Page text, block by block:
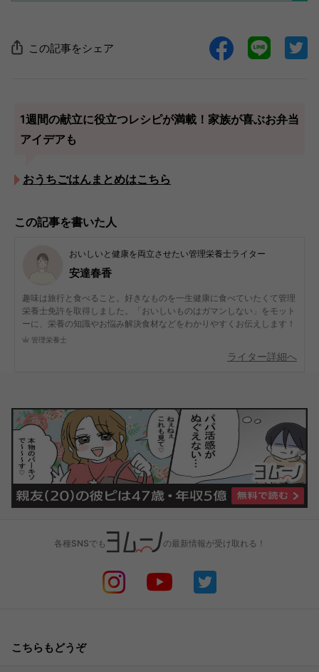
この記事をシェア
1週間の献立に役立つレシピが満載！家族が喜ぶお弁当
アイデアも
おうちごはんまとめはこちら
この記事を書いた人
おいしいと健康を両立させたい管理栄養士ライター
安達春香
趣味は旅行と食べること。好きなものを一生健康に食べていたくて管理
栄養士免許を取得しました。「おいしいものはガマンしない」をモット
ーに、栄養の知識やお悩み解決食材などをわかりやすくお伝えします！
管理栄養士
ライター詳細へ
各種SNSでも の最新情報が受け取れる！
こちらもどうぞ